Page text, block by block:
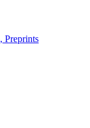
Preprints